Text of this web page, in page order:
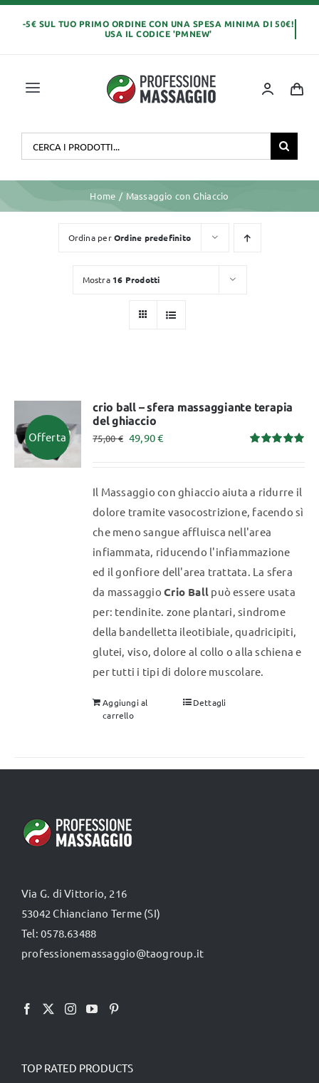
Salta
Toggle
Professionisti Certificati
Cerca
per:
Home Massaggio con Ghiaccio
Ordina perOrdine predefinito
Mostra 16 Prodotti
Offerta
crio ball – sfera massaggiante terapia
del ghiaccio
75,00€ Il
era:
75,00 €.
49,90€Il
è:
49,90 €.
Il Massaggio con ghiaccio aiuta a ridurre il
dolore tramite vasocostrizione, facendo sì
che meno sangue affluisca nell'area
infiammata, riducendo l'infiammazione
ed il gonfiore dell'area trattata. La sfera
da massaggioCrio Ball può essere usata
per: tendinite. zone plantari, sindrome
della bandelletta ileotibiale, quadricipiti,
glutei, viso, dolore al collo o alla schiena e
per tutti i tipi di dolore muscolare.
Aggiungi al
carrello
Dettagli
Via G. di Vittorio, 216
53042 Chianciano Terme (SI)
Tel: 0578.63488
professionemassaggio@taogroup.it
TOP RATED PRODUCTS